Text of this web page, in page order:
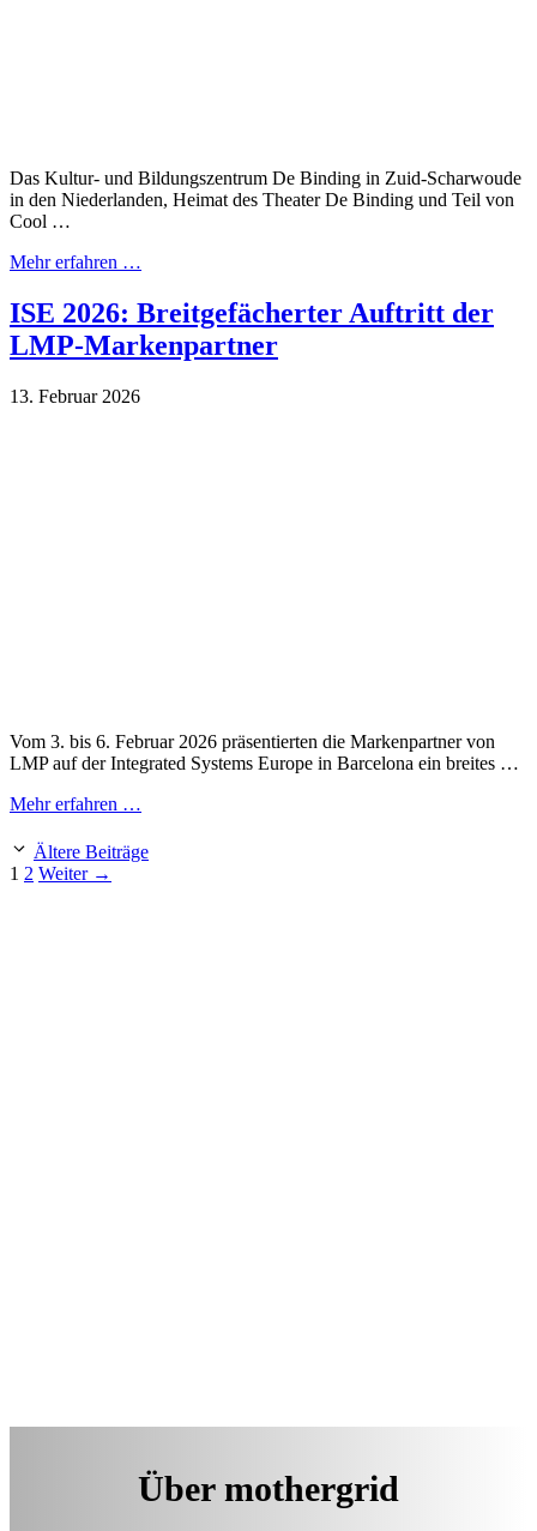
Das Kultur- und Bildungszentrum De Binding in Zuid-Scharwoude
in den Niederlanden, Heimat des Theater De Binding und Teil von
Cool …
Mehr erfahren …
ISE 2026: Breitgefächerter Auftritt der
LMP-Markenpartner
13. Februar 2026
Vom 3. bis 6. Februar 2026 präsentierten die Markenpartner von
LMP auf der Integrated Systems Europe in Barcelona ein breites …
Mehr erfahren …
Ältere Beiträge
Seite
1 Seite
2 Weiter →
Über mothergrid